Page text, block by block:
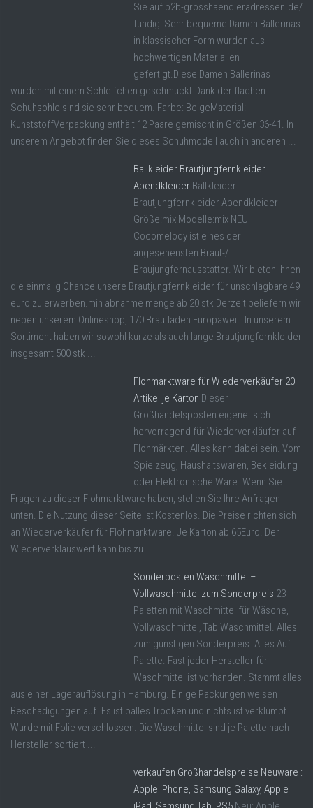
Sie auf b2b-grosshaendleradressen.de/
fündig! Sehr bequeme Damen Ballerinas
in klassischer Form wurden aus
hochwertigen Materialien
gefertigt.Diese Damen Ballerinas
wurden mit einem Schleifchen geschmückt.Dank der flachen
Schuhsohle sind sie sehr bequem. Farbe: BeigeMaterial:
KunststoffVerpackung enthält 12 Paare gemischt in Größen 36-41. In
unserem Angebot finden Sie dieses Schuhmodell auch in anderen ...
Ballkleider Brautjungfernkleider
Abendkleider Ballkleider
Brautjungfernkleider Abendkleider
Größe:mix Modelle:mix NEU
Cocomelody ist eines der
angesehensten Braut-/
Braujungfernausstatter. Wir bieten Ihnen
die einmalig Chance unsere Brautjungfernkleider für unschlagbare 49
euro zu erwerben.min abnahme menge ab 20 stk Derzeit beliefern wir
neben unserem Onlineshop, 170 Brautläden Europaweit. In unserem
Sortiment haben wir sowohl kurze als auch lange Brautjungfernkleider
insgesamt 500 stk ...
Flohmarktware für Wiederverkäufer 20
Artikel je Karton Dieser
Großhandelsposten eigenet sich
hervorragend für Wiederverkläufer auf
Flohmärkten. Alles kann dabei sein. Vom
Spielzeug, Haushaltswaren, Bekleidung
oder Elektronische Ware. Wenn Sie
Fragen zu dieser Flohmarktware haben, stellen Sie Ihre Anfragen
unten. Die Nutzung dieser Seite ist Kostenlos. Die Preise richten sich
an Wiederverkäufer für Flohmarktware. Je Karton ab 65Euro. Der
Wiederverklauswert kann bis zu ...
Sonderposten Waschmittel –
Vollwaschmittel zum Sonderpreis 23
Paletten mit Waschmittel für Wäsche,
Vollwaschmittel, Tab Waschmittel. Alles
zum günstigen Sonderpreis. Alles Auf
Palette. Fast jeder Hersteller für
Waschmittel ist vorhanden. Stammt alles
aus einer Lagerauflösung in Hamburg. Einige Packungen weisen
Beschädigungen auf. Es ist balles Trocken und nichts ist verklumpt.
Wurde mit Folie verschlossen. Die Waschmittel sind je Palette nach
Hersteller sortiert ...
verkaufen Großhandelspreise Neuware :
Apple iPhone, Samsung Galaxy, Apple